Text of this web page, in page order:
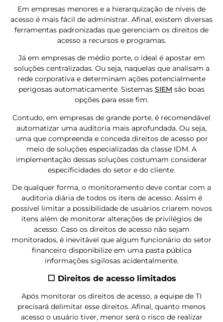
Em empresas menores e a hierarquização de níveis de
acesso é mais fácil de administrar. Afinal, existem diversas
ferramentas padronizadas que gerenciam os direitos de
acesso a recursos e programas.
Já em empresas de médio porte, o ideal é apostar em
soluções centralizadas. Ou seja, naquelas que analisam a
rede corporativa e determinam ações potencialmente
perigosas automaticamente. Sistemas SIEM são boas
opções para esse fim.
Contudo, em empresas de grande porte, é recomendável
automatizar uma auditoria mais aprofundada. Ou seja,
uma que compreenda e conceda direitos de acesso por
meio de soluções especializadas da classe IDM. A
implementação dessas soluções costumam considerar
especificidades do setor e do cliente.
De qualquer forma, o monitoramento deve contar com a
auditoria diária de todos os itens de acesso. Assim é
possível limitar a possibilidade de usuários criarem novos
itens além de monitorar alterações de privilégios de
acesso. Caso os direitos de acesso não sejam
monitorados, é inevitável que algum funcionário do setor
financeiro disponibilize em uma pasta pública
informações sigilosas acidentalmente.
⬜ Direitos de acesso limitados
Após monitorar os direitos de acesso, a equipe de TI
precisará delimitar esse direitos. Afinal, quanto menos
acesso o usuário tiver, menor será o risco de realizar